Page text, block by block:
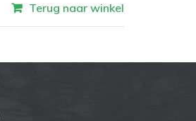
Terug naar winkel